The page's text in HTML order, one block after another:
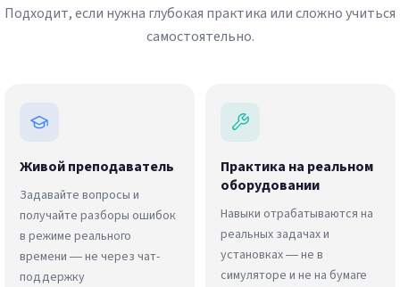
Подходит, если нужна глубокая практика или сложно учиться
самостоятельно.
Живой преподаватель
Задавайте вопросы и
получайте разборы ошибок
в режиме реального
времени — не через чат-
поддержку
Практика на реальном
оборудовании
Навыки отрабатываются на
реальных задачах и
установках — не в
симуляторе и не на бумаге